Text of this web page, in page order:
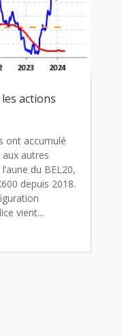
actions
ont accumulé
autres
du BEL20,
depuis 2018.
vient...